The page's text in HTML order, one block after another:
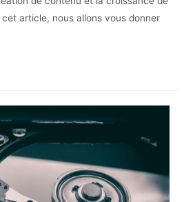
cet article, nous allons vous donner